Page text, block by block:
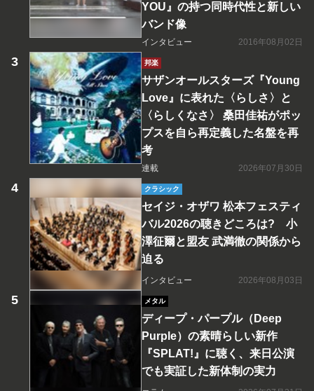
YOU』の持つ同時代性と新しい
バンド像
インタビュー 2016年08月02日
邦楽
サザンオールスターズ『Young
Love』に表れた〈らしさ〉と
〈らしくなさ〉 桑田佳祐がポッ
プスを自ら再定義した名盤を再
考
連載 2026年07月30日
クラシック
セイジ・オザワ 松本フェスティ
バル2026の聴きどころは? 小
澤征爾と盟友 武満徹の関係から
迫る
インタビュー 2026年08月03日
メタル
ディープ・パープル（Deep
Purple）の素晴らしい新作
『SPLAT!』に聴く、来日公演
でも実証した新体制の実力